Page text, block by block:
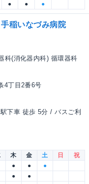
● ● ●
稲いなづみ病院
科(消化器内科) 循環器科
4丁目2番6号
下車 徒歩 5分 / バスご利
木 金 土 日
祝
● ●
●
●
●